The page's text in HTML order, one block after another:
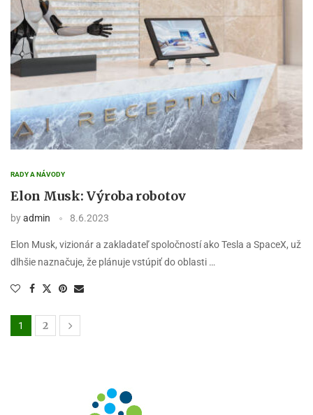
RADY A NÁVODY
Elon Musk: Výroba robotov
byadmin 8.6.2023
Elon Musk, vizionár a zakladateľ spoločností ako Tesla a SpaceX, už
dlhšie naznačuje, že plánuje vstúpiť do oblasti …
1 2